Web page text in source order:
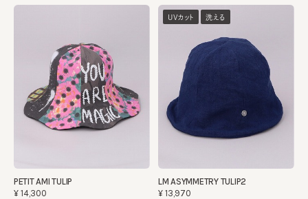
PETIT AMI TULIP
¥14,300
UVカット 洗える
LM ASYMMETRY TULIP2
¥13,970